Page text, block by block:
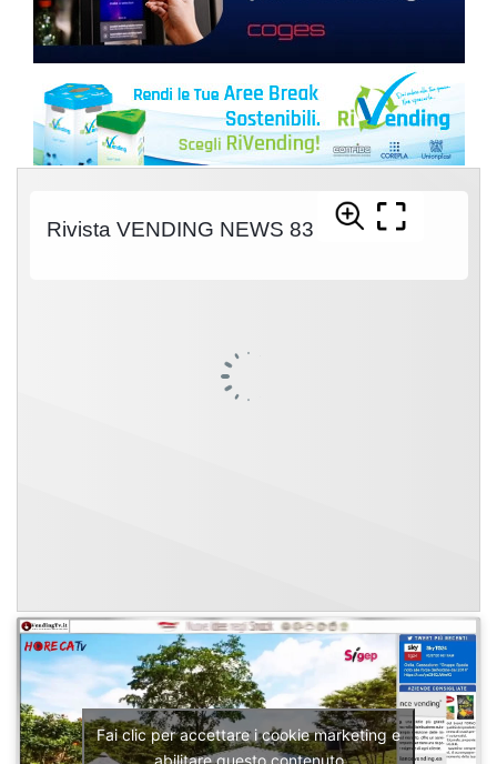
Fai clic per accettare i cookie marketing e
abilitare questo contenuto